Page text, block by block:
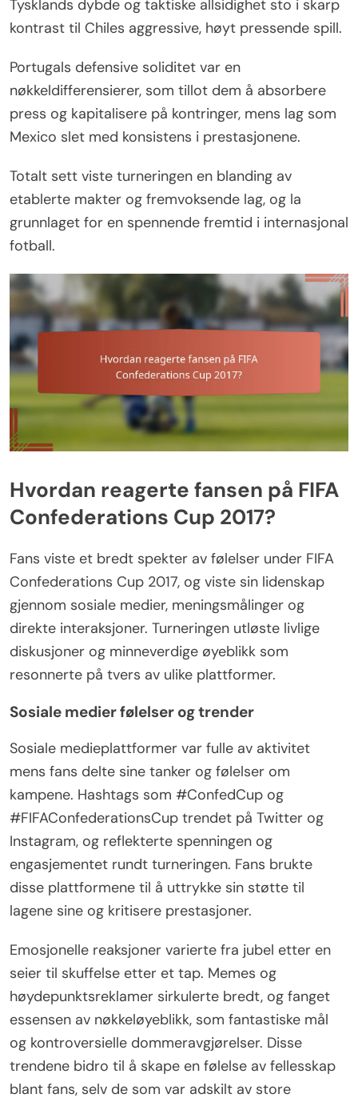
Tysklands dybde og taktiske allsidighet sto i skarp
kontrast til Chiles aggressive, høyt pressende spill.
Portugals defensive soliditet var en
nøkkeldifferensierer, som tillot dem å absorbere
press og kapitalisere på kontringer, mens lag som
Mexico slet med konsistens i prestasjonene.
Totalt sett viste turneringen en blanding av
etablerte makter og fremvoksende lag, og la
grunnlaget for en spennende fremtid i internasjonal
fotball.
Hvordan reagerte fansen på FIFA
Confederations Cup 2017?
Fans viste et bredt spekter av følelser under FIFA
Confederations Cup 2017, og viste sin lidenskap
gjennom sosiale medier, meningsmålinger og
direkte interaksjoner. Turneringen utløste livlige
diskusjoner og minneverdige øyeblikk som
resonnerte på tvers av ulike plattformer.
Sosiale medier følelser og trender
Sosiale medieplattformer var fulle av aktivitet
mens fans delte sine tanker og følelser om
kampene. Hashtags som #ConfedCup og
#FIFAConfederationsCup trendet på Twitter og
Instagram, og reflekterte spenningen og
engasjementet rundt turneringen. Fans brukte
disse plattformene til å uttrykke sin støtte til
lagene sine og kritisere prestasjoner.
Emosjonelle reaksjoner varierte fra jubel etter en
seier til skuffelse etter et tap. Memes og
høydepunktsreklamer sirkulerte bredt, og fanget
essensen av nøkkeløyeblikk, som fantastiske mål
og kontroversielle dommeravgjørelser. Disse
trendene bidro til å skape en følelse av fellesskap
blant fans, selv de som var adskilt av store